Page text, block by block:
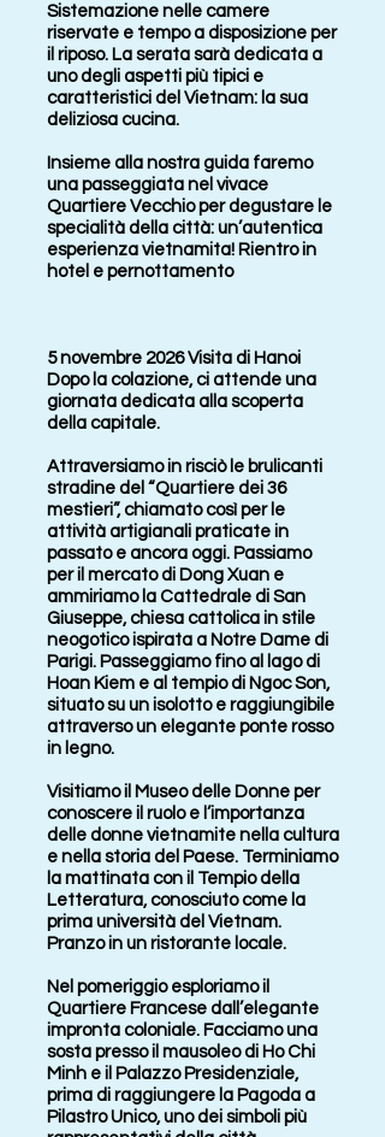
Sistemazione nelle camere
riservate e tempo a disposizione per
il riposo. La serata sarà dedicata a
uno degli aspetti più tipici e
caratteristici del Vietnam: la sua
deliziosa cucina.
Insieme alla nostra guida faremo
una passeggiata nel vivace
Quartiere Vecchio per degustare le
specialità della città: un’autentica
esperienza vietnamita! Rientro in
hotel e pernottamento
5 novembre 2026 Visita di Hanoi
Dopo la colazione, ci attende una
giornata dedicata alla scoperta
della capitale.
Attraversiamo in risciò le brulicanti
stradine del “Quartiere dei 36
mestieri”, chiamato così per le
attività artigianali praticate in
passato e ancora oggi. Passiamo
per il mercato di Dong Xuan e
ammiriamo la Cattedrale di San
Giuseppe, chiesa cattolica in stile
neogotico ispirata a Notre Dame di
Parigi. Passeggiamo fino al lago di
Hoan Kiem e al tempio di Ngoc Son,
situato su un isolotto e raggiungibile
attraverso un elegante ponte rosso
in legno.
Visitiamo il Museo delle Donne per
conoscere il ruolo e l’importanza
delle donne vietnamite nella cultura
e nella storia del Paese. Terminiamo
la mattinata con il Tempio della
Letteratura, conosciuto come la
prima università del Vietnam.
Pranzo in un ristorante locale.
Nel pomeriggio esploriamo il
Quartiere Francese dall’elegante
impronta coloniale. Facciamo una
sosta presso il mausoleo di Ho Chi
Minh e il Palazzo Presidenziale,
prima di raggiungere la Pagoda a
Pilastro Unico, uno dei simboli più